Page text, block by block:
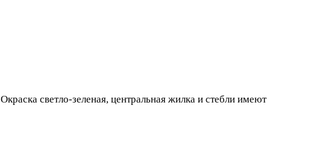
светло-зеленая, центральная жилка и стебли имеют